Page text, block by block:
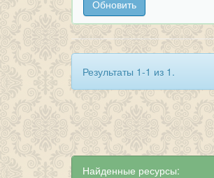
Результаты 1-1 из 1.
Найденные ресурсы: